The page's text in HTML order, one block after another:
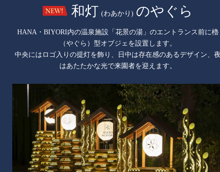
和灯 (わあかり) のやぐら
HANA・BIYORI内の温泉施設「花景の湯」のエントランス前に櫓
（やぐら）型オブジェを設置します。
中央にはロゴ入りの提灯を飾り、日中は存在感のあるデザイン、
はあたたかな光で来園者を迎えます。